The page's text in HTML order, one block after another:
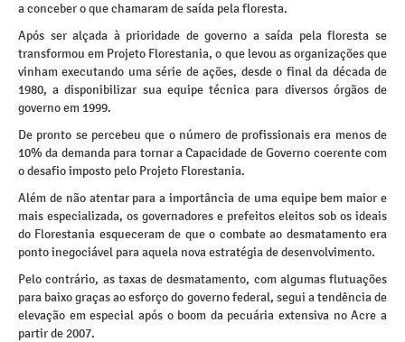
a conceber o que chamaram de saída pela floresta.
Após ser alçada à prioridade de governo a saída pela floresta se
transformou em Projeto Florestania, o que levou as organizações que
vinham executando uma série de ações, desde o final da década de
1980, a disponibilizar sua equipe técnica para diversos órgãos de
governo em 1999.
De pronto se percebeu que o número de profissionais era menos de
10% da demanda para tornar a Capacidade de Governo coerente com
o desafio imposto pelo Projeto Florestania.
Além de não atentar para a importância de uma equipe bem maior e
mais especializada, os governadores e prefeitos eleitos sob os ideais
do Florestania esqueceram de que o combate ao desmatamento era
ponto inegociável para aquela nova estratégia de desenvolvimento.
Pelo contrário, as taxas de desmatamento, com algumas flutuações
para baixo graças ao esforço do governo federal, segui a tendência de
elevação em especial após o boom da pecuária extensiva no Acre a
partir de 2007.